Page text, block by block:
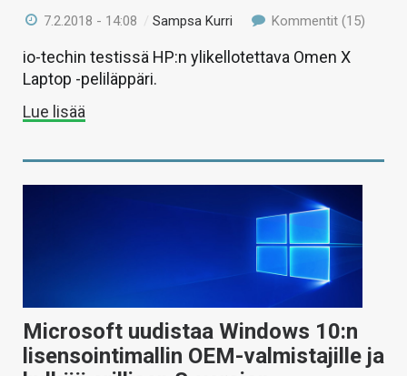
7.2.2018 - 14:08 /Sampsa Kurri Kommentit (15)
io-techin testissä HP:n ylikellotettava Omen X
Laptop -peliläppäri.
Lue lisää
Microsoft uudistaa Windows 10:n
lisensointimallin OEM-valmistajille ja